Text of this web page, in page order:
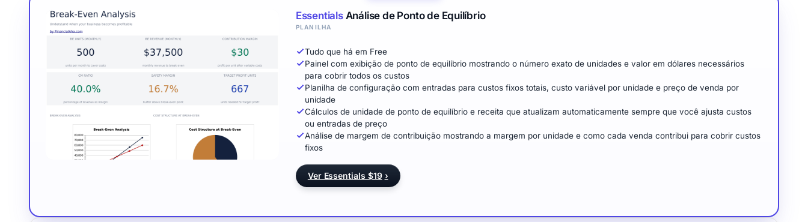
EssentialsAnálise de Ponto de Equilíbrio
PLANILHA
Tudo que há em Free
Painel com exibição de ponto de equilíbrio mostrando o número exato de unidades e valor em dólares necessários
para cobrir todos os custos
Planilha de configuração com entradas para custos fixos totais, custo variável por unidade e preço de venda por
unidade
Cálculos de unidade de ponto de equilíbrio e receita que atualizam automaticamente sempre que você ajusta custos
ou entradas de preço
Análise de margem de contribuição mostrando a margem por unidade e como cada venda contribui para cobrir custos
fixos
Ver Essentials $19 ›